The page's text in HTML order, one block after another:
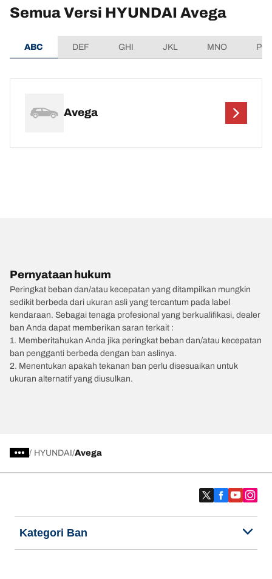
Semua Versi HYUNDAI Avega
ABC DEF GHI JKL MNO
Avega
Pernyataan hukum
Peringkat beban dan/atau kecepatan yang ditampilkan mungkin
sedikit berbeda dari ukuran asli yang tercantum pada label
kendaraan. Sebagai tenaga profesional yang berkualifikasi, dealer
ban Anda dapat memberikan saran terkait :
1. Memberitahukan Anda jika peringkat beban dan/atau kecepatan
ban pengganti berbeda dengan ban aslinya.
2. Menentukan apakah tekanan ban perlu disesuaikan untuk
ukuran alternatif yang diusulkan.
/ HYUNDAI Avega
Kategori Ban